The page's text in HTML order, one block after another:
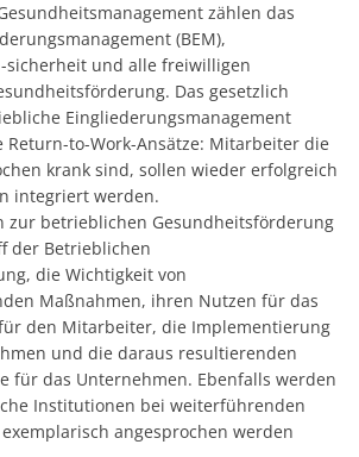
zählen das
(BEM),
sicherheit und alle freiwilligen
Das gesetzlich
Eingliederungsmanagement
Return-to-Work-Ansätze: Mitarbeiter die
krank sind, sollen wieder erfolgreich
integriert werden.
zur betrieblichen Gesundheitsförderung
der Betrieblichen
die Wichtigkeit von
Maßnahmen, ihren Nutzen für das
den Mitarbeiter, die Implementierung
und die daraus resultierenden
für das Unternehmen. Ebenfalls werden
Institutionen bei weiterführenden
angesprochen werden